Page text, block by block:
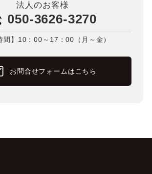
法人のお客様
050-3626-3270
間】10：00～17：00（月～金）
お問合せフォームはこちら